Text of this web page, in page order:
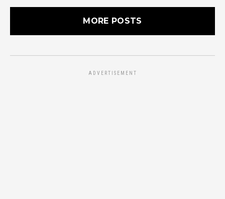
MORE POSTS
ADVERTISEMENT